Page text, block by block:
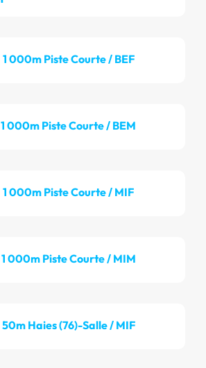
1 000m Piste Courte / BEF
1 000m Piste Courte / BEM
1 000m Piste Courte / MIF
1 000m Piste Courte / MIM
50m Haies (76)-Salle / MIF